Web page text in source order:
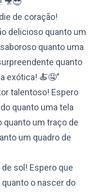
de coração!
delicioso quanto um
quanto uma
quanto
exótica! 🍝🤤”
talentoso! Espero
quanto uma tela
quanto um traço de
um quadro de
sol! Espero que
o nascer do